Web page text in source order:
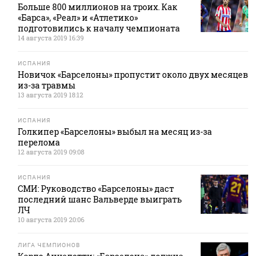
Больше 800 миллионов на троих. Как
«Барса», «Реал» и «Атлетико»
подготовились к началу чемпионата
14 августа 2019 16:39
ИСПАНИЯ
Новичок «Барселоны» пропустит около двух месяцев
из-за травмы
13 августа 2019 18:12
ИСПАНИЯ
Голкипер «Барселоны» выбыл на месяц из-за
перелома
12 августа 2019 09:08
ИСПАНИЯ
СМИ: Руководство «Барселоны» даст
последний шанс Вальверде выиграть
ЛЧ
10 августа 2019 20:06
ЛИГА ЧЕМПИОНОВ